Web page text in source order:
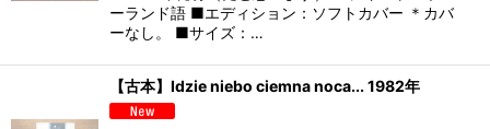
ーランド語 ■エディション：ソフトカバー ＊カバ
ーなし。 ■サイズ：…
【古本】Idzie niebo ciemna noca... 1982年